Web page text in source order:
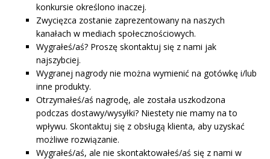
konkursie określono inaczej.
Zwycięzca zostanie zaprezentowany na naszych
kanałach w mediach społecznościowych.
Wygrałeś/aś? Proszę skontaktuj się z nami jak
najszybciej.
Wygranej nagrody nie można wymienić na gotówkę i/lub
inne produkty.
Otrzymałeś/aś nagrodę, ale została uszkodzona
podczas dostawy/wysyłki? Niestety nie mamy na to
wpływu. Skontaktuj się z obsługą klienta, aby uzyskać
możliwe rozwiązanie.
Wygrałeś/aś, ale nie skontaktowałeś/aś się z nami w